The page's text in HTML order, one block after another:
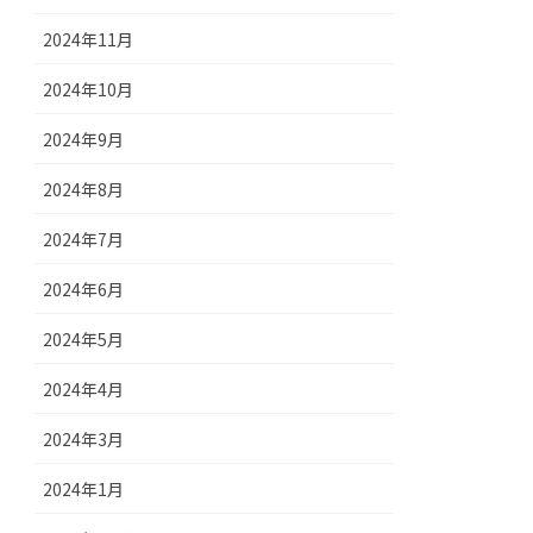
2024年11月
2024年10月
2024年9月
2024年8月
2024年7月
2024年6月
2024年5月
2024年4月
2024年3月
2024年1月